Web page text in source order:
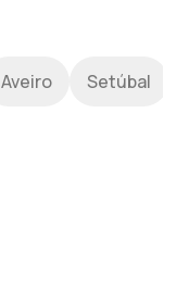
Aveiro Setúbal